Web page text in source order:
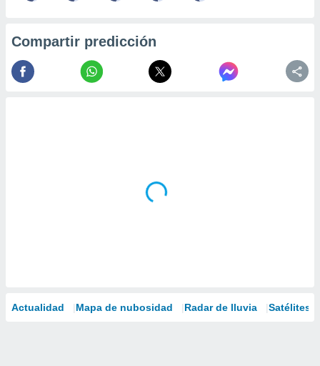
Compartir predicción
Actualidad Mapa de nubosidad Radar de lluvia Satélites